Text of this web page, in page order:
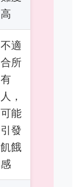
高
不適
合所
有
人，
可能
引發
飢餓
感